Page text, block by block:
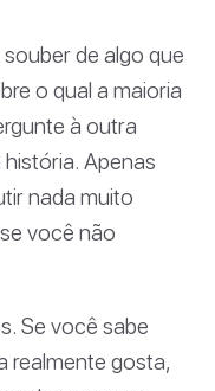
de algo que
o qual a maioria
à outra
Apenas
nada muito
você não
Se você sabe
realmente gosta,